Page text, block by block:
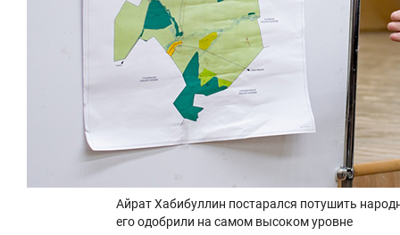
Айрат Хабибуллин постарался потушить
его одобрили на самом высоком уровне